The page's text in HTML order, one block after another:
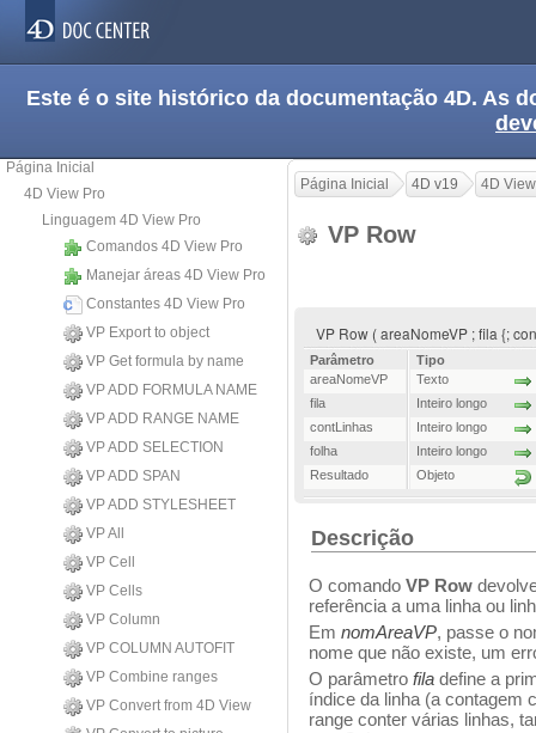
Este é o site histórico da documentação 4D. As
Página Inicial
4D View Pro
Linguagem 4D View Pro
Comandos 4D View Pro
Manejar áreas 4D View Pro
Constantes 4D View Pro
VP Export to object
VP Get formula by name
VP ADD FORMULA NAME
VP ADD RANGE NAME
VP ADD SELECTION
VP ADD SPAN
VP ADD STYLESHEET
VP All
VP Cell
VP Cells
VP Column
VP COLUMN AUTOFIT
VP Combine ranges
VP Convert from 4D View
Página Inicial 4D v19 4D
VP Row
VP Row ( areaNomeVP ; fila {;
Parâmetro
Tipo
areaNomeVP
Texto
fila
Inteiro longo
contLinhas
Inteiro longo
folha
Inteiro longo
Resultado
Objeto
Descrição
O comando VP Row
referência a uma linha ou
Em nomAreaVP, passe o
nome que não existe, um
O parâmetro fila define a
índice da linha (a contagem
range conter várias linhas,